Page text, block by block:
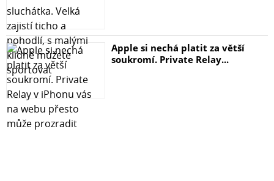
Apple si nechá platit za větší
soukromí. Private Relay...